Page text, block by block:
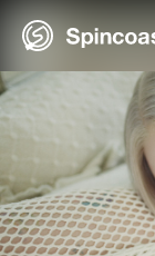
Skip